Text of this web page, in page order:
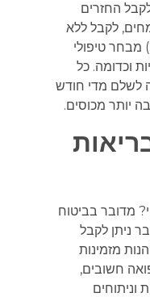
החזרים
לקבל ללא
טיפולי
כל
מדי חודש
מכוסים.
בביטוח
לקבל
מזמינות
חשובים,